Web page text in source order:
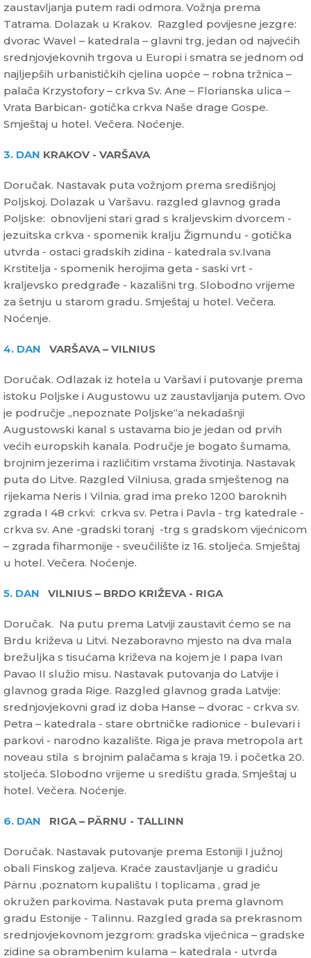
zaustavljanja putem radi odmora. Vožnja prema
Tatrama. Dolazak u Krakov. Razgled povijesne jezgre:
dvorac Wavel – katedrala – glavni trg, jedan od najvećih
srednjovjekovnih trgova u Europi i smatra se jednom od
najljepših urbanističkih cjelina uopće – robna tržnica –
palača Krzystofory – crkva Sv. Ane – Florianska ulica –
Vrata Barbican- gotička crkva Naše drage Gospe.
Smještaj u hotel. Večera. Noćenje.
3. DAN KRAKOV - VARŠAVA
Doručak. Nastavak puta vožnjom prema središnjoj
Poljskoj. Dolazak u Varšavu. razgled glavnog grada
Poljske: obnovljeni stari grad s kraljevskim dvorcem -
jezuitska crkva - spomenik kralju Žigmundu - gotička
utvrda - ostaci gradskih zidina - katedrala sv.Ivana
Krstitelja - spomenik herojima geta - saski vrt -
kraljevsko predgrađe - kazališni trg. Slobodno vrijeme
za šetnju u starom gradu. Smještaj u hotel. Večera.
Noćenje.
4. DAN VARŠAVA – VILNIUS
Doručak. Odlazak iz hotela u Varšavi i putovanje prema
istoku Poljske i Augustowu uz zaustavljanja putem. Ovo
je područje „nepoznate Poljske“a nekadašnji
Augustowski kanal s ustavama bio je jedan od prvih
većih europskih kanala. Područje je bogato šumama,
brojnim jezerima i različitim vrstama životinja. Nastavak
puta do Litve. Razgled Vilniusa, grada smještenog na
rijekama Neris I Vilnia, grad ima preko 1200 baroknih
zgrada I 48 crkvi: crkva sv. Petra i Pavla - trg katedrale -
crkva sv. Ane -gradski toranj -trg s gradskom vijećnicom
– zgrada fiharmonije - sveučilište iz 16. stoljeća. Smještaj
u hotel. Večera. Noćenje.
5. DAN VILNIUS – BRDO KRIŽEVA - RIGA
Doručak. Na putu prema Latviji zaustavit ćemo se na
Brdu križeva u Litvi. Nezaboravno mjesto na dva mala
brežuljka s tisućama križeva na kojem je I papa Ivan
Pavao II služio misu. Nastavak putovanja do Latvije i
glavnog grada Rige. Razgled glavnog grada Latvije:
srednjovjekovni grad iz doba Hanse – dvorac - crkva sv.
Petra – katedrala - stare obrtničke radionice - bulevari i
parkovi - narodno kazalište. Riga je prava metropola art
noveau stila s brojnim palačama s kraja 19. i početka 20.
stoljeća. Slobodno vrijeme u središtu grada. Smještaj u
hotel. Večera. Noćenje.
6. DAN RIGA – PÄRNU - TALLINN
Doručak. Nastavak putovanje prema Estoniji I južnoj
obali Finskog zaljeva. Kraće zaustavljanje u gradiću
Pärnu ,poznatom kupalištu I toplicama , grad je
okružen parkovima. Nastavak puta prema glavnom
gradu Estonije - Talinnu. Razgled grada sa prekrasnom
srednjovjekovnom jezgrom: gradska vijećnica – gradske
zidine sa obrambenim kulama – katedrala - utvrda